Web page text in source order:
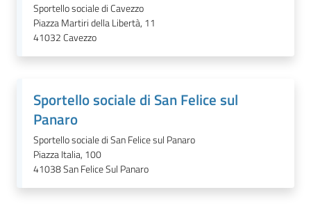
Tutti
Tutti
argomenti...
Sportello sociale di Cavezzo
Piazza Martiri della Libertà, 11
41032Cavezzo
Sportello sociale di San Felice sul
Panaro
Sportello sociale di San Felice sul Panaro
Piazza Italia, 100
41038San Felice Sul Panaro